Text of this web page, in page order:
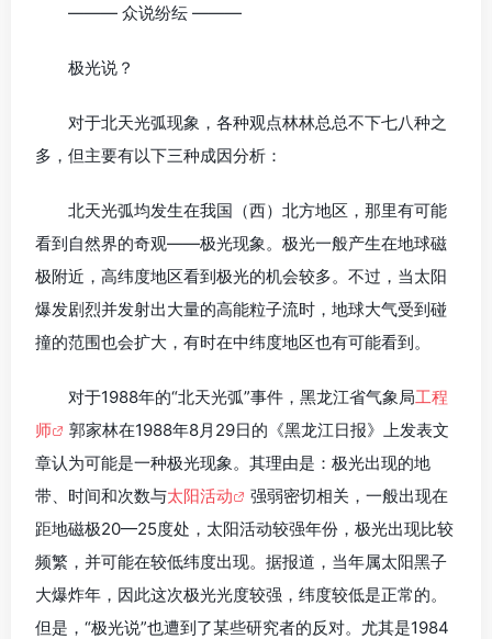
——— 众说纷纭 ———
极光说？
对于北天光弧现象，各种观点林林总总不下七八种之
多，但主要有以下三种成因分析：
北天光弧均发生在我国（西）北方地区，那里有可能
看到自然界的奇观——极光现象。极光一般产生在地球磁
极附近，高纬度地区看到极光的机会较多。不过，当太阳
爆发剧烈并发射出大量的高能粒子流时，地球大气受到碰
撞的范围也会扩大，有时在中纬度地区也有可能看到。
对于1988年的“北天光弧”事件，黑龙江省气象局工程
师
郭家林在1988年8月29日的《黑龙江日报》上发表文
章认为可能是一种极光现象。其理由是：极光出现的地
带、时间和次数与太阳活动
强弱密切相关，一般出现在
距地磁极20—25度处，太阳活动较强年份，极光出现比较
频繁，并可能在较低纬度出现。据报道，当年属太阳黑子
大爆炸年，因此这次极光光度较强，纬度较低是正常的。
但是，“极光说”也遭到了某些研究者的反对。尤其是1984